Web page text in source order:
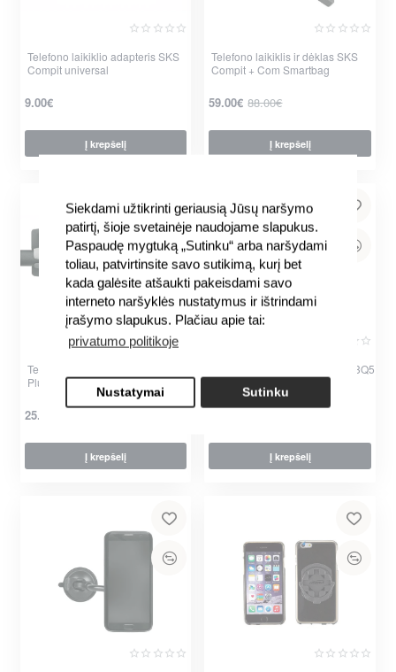
Siekdami užtikrinti geriausią Jūsų naršymo
patirtį, šioje svetainėje naudojame slapukus.
Paspaudę mygtuką „Sutinku“ arba naršydami
toliau, patvirtinsite savo sutikimą, kurį bet
kada galėsite atšaukti pakeisdami savo
interneto naršyklės nustatymus ir ištrindami
įrašymo slapukus. Plačiau apie tai:
privatumo politikoje
Nustatymai Sutinku
Telefono laikiklio adapteris SKS
Compit universal
9.00€
Į krepšelį
-33%
Telefono laikiklis ir dėklas SKS
Compit + Com Smartbag
59.00€ 88.00€
Į krepšelį
Telefono laikiklis SKS Smartboy
Plus
25.90€
Į krepšelį
Telefono laikiklis Ibera IB-PB23Q5
12.00€
Į krepšelį